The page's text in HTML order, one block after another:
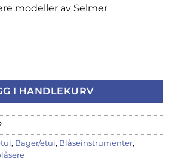
modeller av Selmer
Svart-4012SNN-BAM78 antall
I HANDLEKURV
, Bager/etui, Blåseinstrumenter,